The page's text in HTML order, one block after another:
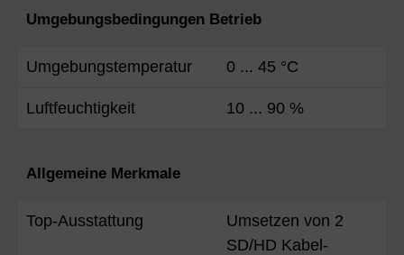
Umgebungsbedingungen Betrieb
Umgebungstemperatur 0 ... 45 °C
Luftfeuchtigkeit 10 ... 90 %
Allgemeine Merkmale
Top-Ausstattung
Umsetzen von 2
SD/HD Kabel-